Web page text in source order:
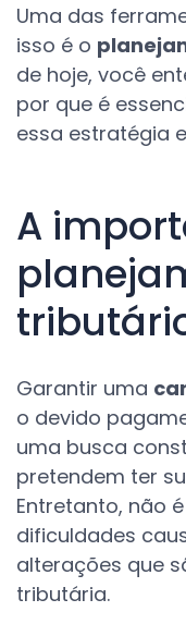
Uma das
isso é o
de hoje, você
por que é
essa estratégia
A
Garantir uma
o devido
uma busca
pretendem ter
Entretanto, não
dificuldades
alterações que
tributária.